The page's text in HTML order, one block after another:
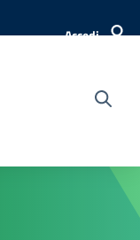
Accedi